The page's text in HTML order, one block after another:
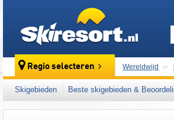
Regio selecteren Wereldwijd
Dit skigebied
Skigebieden Beste skigebieden &